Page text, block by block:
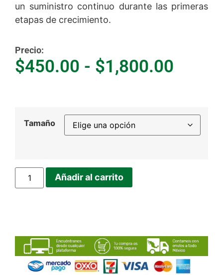
un suministro continuo durante las primeras
etapas de crecimiento.
Precio:
$450.00 - $1,800.00
Tamaño
Añadir al carrito